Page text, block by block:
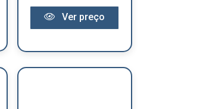
Ver preço